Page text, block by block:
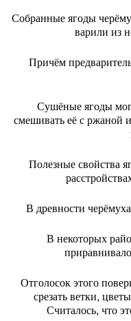
Собранные ягоды
варили из
Причём
Сушёные ягоды
смешивать её с ржаной
Полезные свойства
В древности
В некоторых
Отголосок этого
срезать ветки,
Считалось, что